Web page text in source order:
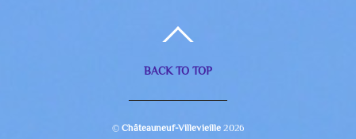
BACK TO TOP
©Châteauneuf-Villevieille 2026